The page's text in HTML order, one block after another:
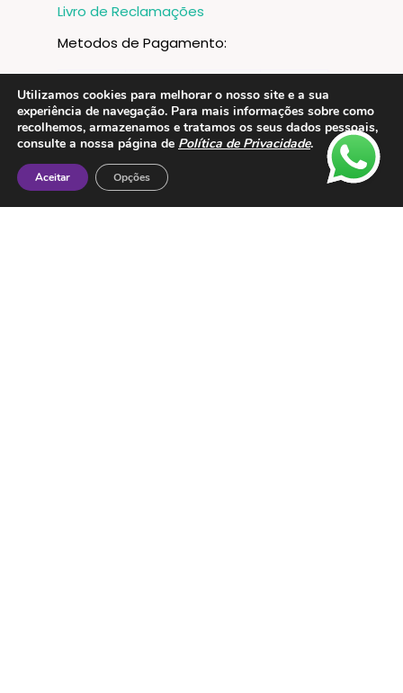
Livro de Reclamações
Metodos de Pagamento:
Utilizamos cookies para melhorar o nosso site e a sua
experiência de navegação. Para mais informações sobre como
recolhemos, armazenamos e tratamos os seus dados pessoais,
consulte a nossa página de Política de Privacidade.
Aceitar Opções